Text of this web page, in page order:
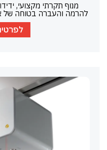
מנוף תקרתי מקצועי,
להרמה והעברה בטוחה של